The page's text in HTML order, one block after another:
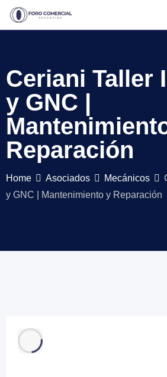
Skip
Ceriani Taller
y GNC |
Reparación
Home Asociados Mecánicos
y GNC | Mantenimiento y Reparación